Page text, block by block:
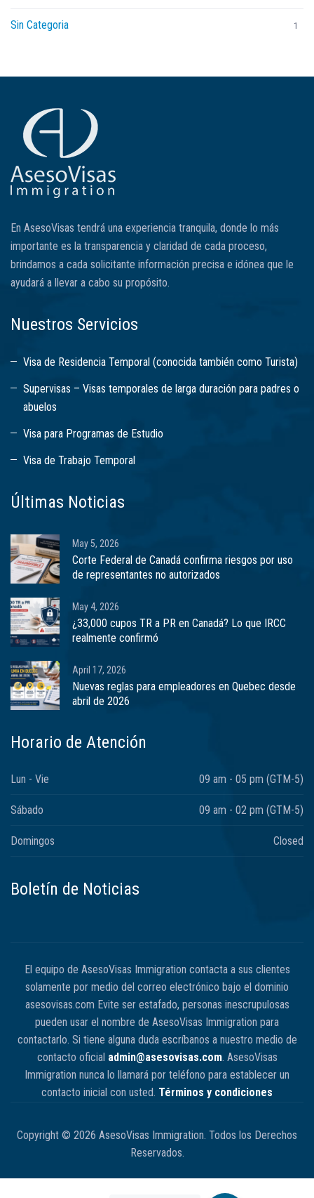
Sin Categoria 1
En AsesoVisas tendrá una experiencia tranquila, donde lo más
importante es la transparencia y claridad de cada proceso,
brindamos a cada solicitante información precisa e idónea que le
ayudará a llevar a cabo su propósito.
Nuestros Servicios
Visa de Residencia Temporal (conocida también como Turista)
Supervisas – Visas temporales de larga duración para padres o
abuelos
Visa para Programas de Estudio
Visa de Trabajo Temporal
Últimas Noticias
May 5, 2026
Corte Federal de Canadá confirma riesgos por uso
de representantes no autorizados
May 4, 2026
¿33,000 cupos TR a PR en Canadá? Lo que IRCC
realmente confirmó
April 17, 2026
Nuevas reglas para empleadores en Quebec desde
abril de 2026
Horario de Atención
Lun - Vie 09 am - 05 pm (GTM-5)
Sábado 09 am - 02 pm (GTM-5)
Domingos Closed
Boletín de Noticias
El equipo de AsesoVisas Immigration contacta a sus clientes
solamente por medio del correo electrónico bajo el dominio
asesovisas.com Evite ser estafado, personas inescrupulosas
pueden usar el nombre de AsesoVisas Immigration para
contactarlo. Si tiene alguna duda escríbanos a nuestro medio de
contacto oficial admin@asesovisas.com. AsesoVisas
Immigration nunca lo llamará por teléfono para establecer un
contacto inicial con usted. Términos y condiciones
Copyright © 2026 AsesoVisas Immigration. Todos los Derechos
Reservados.